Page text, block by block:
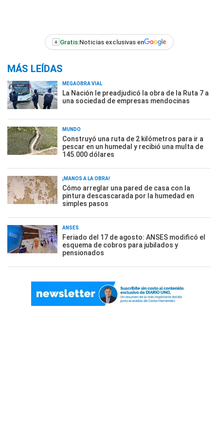
+ Gratis:Noticias exclusivas en
MÁS LEÍDAS
MEGAOBRA VIAL
La Nación le preadjudicó la obra de la Ruta 7 a
una sociedad de empresas mendocinas
MUNDO
Construyó una ruta de 2 kilómetros para ir a
pescar en un humedal y recibió una multa de
145.000 dólares
¡MANOS A LA OBRA!
Cómo arreglar una pared de casa con la
pintura descascarada por la humedad en
simples pasos
ANSES
Feriado del 17 de agosto: ANSES modificó el
esquema de cobros para jubilados y
pensionados